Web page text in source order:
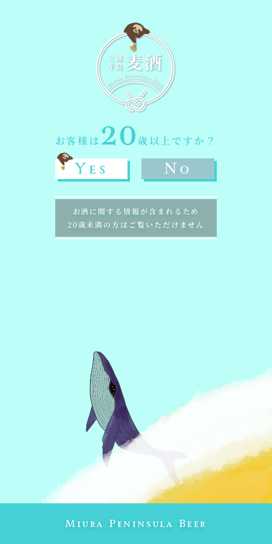
お客様は 20 歳以上ですか？
Yes No
お酒に関する情報が含まれるため
20歳未満の方はご覧いただけません
Miura Peninsula Beer
三浦ペニンシュラビール株式会社
〒238-0316
神奈川県横須賀市長井1丁目22-15
Copyright © 2024 Miura Peninsula Beer All rights reserved.